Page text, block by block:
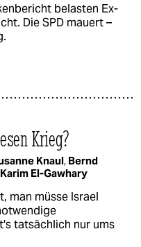
belasten Ex-
Die SPD mauert –
Krieg?
Knaul, Bernd
Karim El-Gawhary
man müsse Israel
tatsächlich nur ums